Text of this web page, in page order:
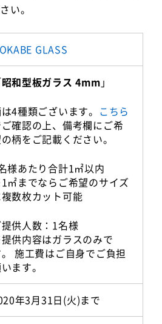
い。
GLASS
昭和型板ガラス 4mm 」
4種類ございます。 こちら
確認の上、備考欄にご希
柄をご記載ください。
様あたり合計1㎡以内
㎡までならご希望のサイズ
複数枚カット可能
提供人数：1名様
供内容はガラスのみで
施工費はご自身でご負担
ます。
年3月31日(火)まで